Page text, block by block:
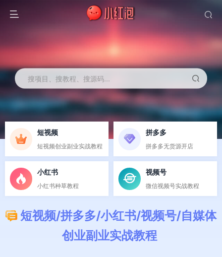
搜项目、搜教程、搜源码...
短视频
短视频创业副业实战教程
拼多多
拼多多无货源开店
小红书
小红书种草教程
视频号
微信视频号实战教程
短视频/拼多多/小红书/视频号/自媒体
创业副业实战教程